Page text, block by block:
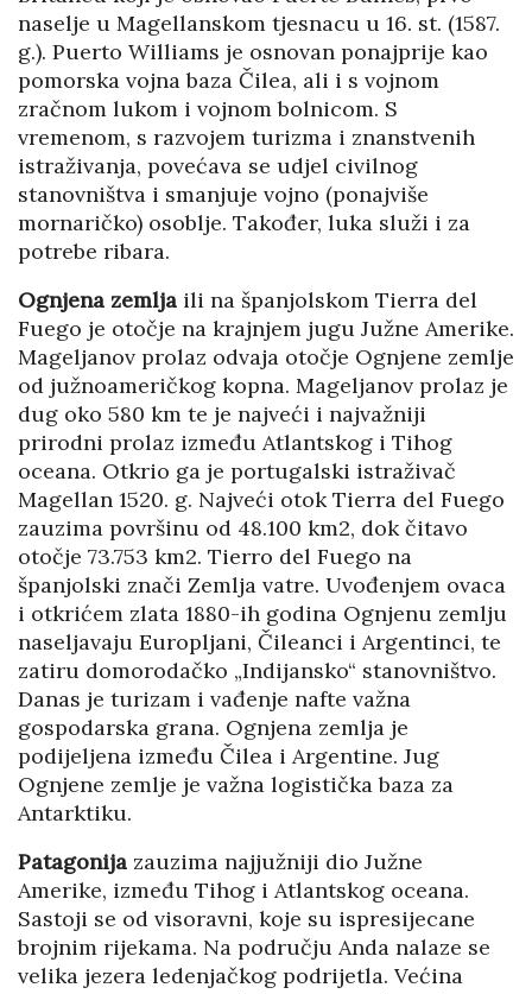
naselje u Magellanskom tjesnacu u 16. st. (1587.
g.). Puerto Williams je osnovan ponajprije kao
pomorska vojna baza Čilea, ali i s vojnom
zračnom lukom i vojnom bolnicom. S
vremenom, s razvojem turizma i znanstvenih
istraživanja, povećava se udjel civilnog
stanovništva i smanjuje vojno (ponajviše
mornaričko) osoblje. Također, luka služi i za
potrebe ribara.
Ognjena zemlja ili na španjolskom Tierra del
Fuego je otočje na krajnjem jugu Južne Amerike.
Mageljanov prolaz odvaja otočje Ognjene zemlje
od južnoameričkog kopna. Mageljanov prolaz je
dug oko 580 km te je najveći i najvažniji
prirodni prolaz između Atlantskog i Tihog
oceana. Otkrio ga je portugalski istraživač
Magellan 1520. g. Najveći otok Tierra del Fuego
zauzima površinu od 48.100 km2, dok čitavo
otočje 73.753 km2. Tierro del Fuego na
španjolski znači Zemlja vatre. Uvođenjem ovaca
i otkrićem zlata 1880-ih godina Ognjenu zemlju
naseljavaju Europljani, Čileanci i Argentinci, te
zatiru domorodačko „Indijansko“ stanovništvo.
Danas je turizam i vađenje nafte važna
gospodarska grana. Ognjena zemlja je
podijeljena između Čilea i Argentine. Jug
Ognjene zemlje je važna logistička baza za
Antarktiku.
Patagonija zauzima najjužniji dio Južne
Amerike, između Tihog i Atlantskog oceana.
Sastoji se od visoravni, koje su ispresijecane
brojnim rijekama. Na području Anda nalaze se
velika jezera ledenjačkog podrijetla. Većina